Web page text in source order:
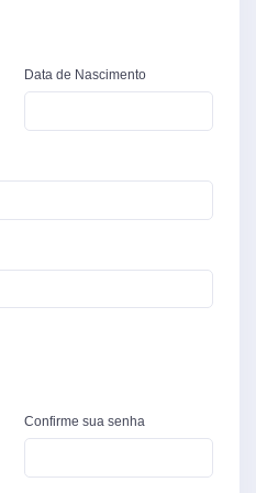
Data de Nascimento
Confirme sua senha